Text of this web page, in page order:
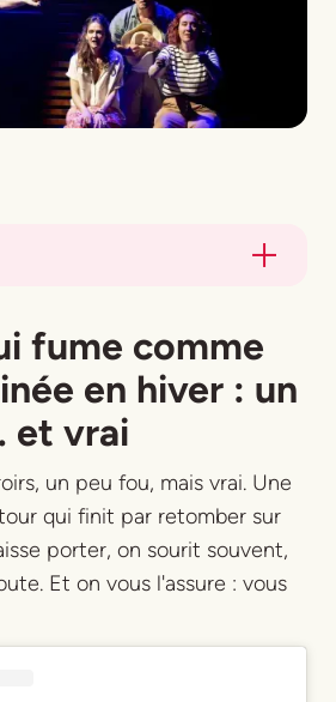
fume comme
en hiver : un
et vrai
un peu fou, mais vrai. Une
qui finit par retomber sur
porter, on sourit souvent,
Et on vous l'assure : vous